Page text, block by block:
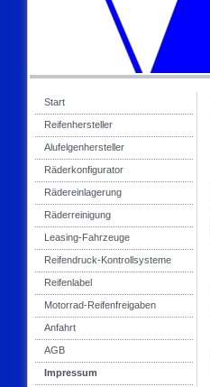
Start
Reifenhersteller
Alufelgenhersteller
Räderkonfigurator
Rädereinlagerung
Räderreinigung
Leasing-Fahrzeuge
Reifendruck-Kontrollsysteme
Reifenlabel
Motorrad-Reifenfreigaben
Anfahrt
AGB
Impressum